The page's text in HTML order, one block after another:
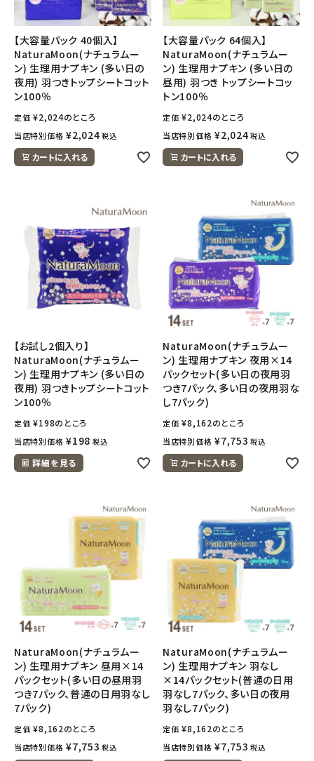
【大容量パック 40個入】
NaturaMoon(ナチュラムー
ン) 生理用ナプキン (多い日の
夜用) 羽つきトップシートコット
ン100％
定価 ¥2,024のところ
当店特別価格 ¥2,024 税込
カートに入れる
【大容量パック 64個入】
NaturaMoon(ナチュラムー
ン) 生理用ナプキン (多い日の
昼用) 羽つき トップシートコッ
トン100％
定価 ¥2,024のところ
当店特別価格 ¥2,024 税込
カートに入れる
【お試し2個入り】
NaturaMoon(ナチュラムー
ン) 生理用ナプキン (多い日の
夜用) 羽つきトップシートコット
ン100％
定価 ¥198のところ
当店特別価格 ¥198 税込
詳細を見る
NaturaMoon(ナチュラムー
ン) 生理用ナプキン 夜用×14
パックセット(多い日の夜用羽
つき7パック、多い日の夜用羽な
し7パック)
定価 ¥8,162のところ
当店特別価格 ¥7,753 税込
カートに入れる
NaturaMoon(ナチュラムー
ン) 生理用ナプキン 昼用×14
パックセット(多い日の昼用羽
つき7パック、普通の日用羽なし
7パック)
定価 ¥8,162のところ
当店特別価格 ¥7,753 税込
NaturaMoon(ナチュラムー
ン) 生理用ナプキン 羽なし
×14パックセット(普通の日用
羽なし7パック、多い日の夜用
羽なし7パック)
定価 ¥8,162のところ
当店特別価格 ¥7,753 税込